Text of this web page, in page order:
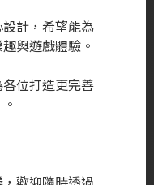
計，希望能為
與遊戲體驗。
位打造更完善